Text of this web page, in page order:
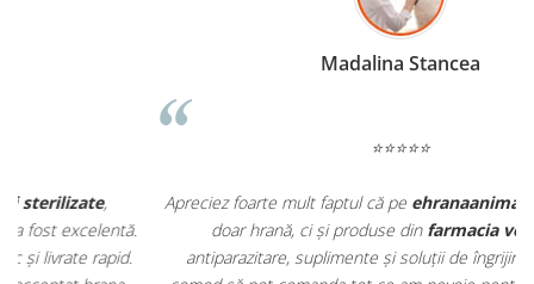
Madalina Stancea
Apreciez foarte mult faptul că pe ehranaanimale.rogăsesc nu
doar hrană, ci și produse dinfarmacia veterinară:
antiparazitare, suplimente și soluții de îngrijire. Este foarte